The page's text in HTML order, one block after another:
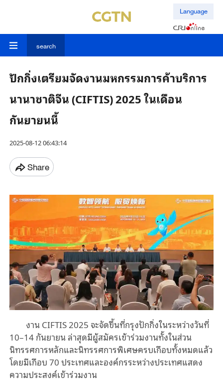
Language
search
ปักกิ่งเตรียมจัดงานมหกรรมการค้าบริการ
นานาชาติจีน (CIFTIS) 2025 ในเดือน
กันยายนนี้
2025-08-12 06:43:14
Share
งาน CIFTIS 2025 จะจัดขึ้นที่กรุงปักกิ่งในระหว่างวันที่
10–14 กันยายน ล่าสุดมีผู้สมัครเข้าร่วมงานทั้งในส่วน
นิทรรศการหลักและนิทรรศการพิเศษครบเกือบทั้งหมดแล้ว
โดยมีเกือบ 70 ประเทศและองค์กรระหว่างประเทศแสดง
ความประสงค์เข้าร่วมงาน